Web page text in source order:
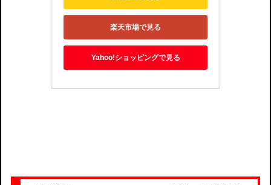
楽天市場で見る
Yahoo!ショッピングで見る